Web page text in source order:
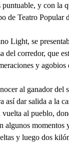
y con la
Teatro Popular
Light, se
del corredor, que
y
al ganador del
dar salida a la
al pueblo,
momentos
y luego dos